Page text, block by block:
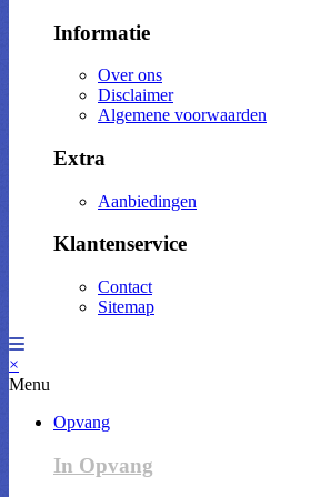
Informatie
Over ons
Disclaimer
Algemene voorwaarden
Extra
Aanbiedingen
Klantenservice
Contact
Sitemap
×
Menu
Opvang
In Opvang